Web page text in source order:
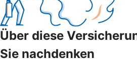
Über diese
Sie nachdenken